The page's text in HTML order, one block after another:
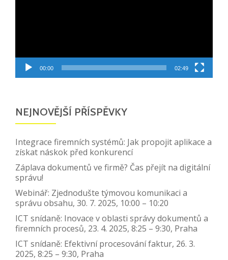
00:00 02:49
NEJNOVĚJŠÍ PŘÍSPĚVKY
Integrace firemních systémů: Jak propojit aplikace a
získat náskok před konkurencí
Záplava dokumentů ve firmě? Čas přejít na digitální
správu!
Webinář: Zjednodušte týmovou komunikaci a
správu obsahu, 30. 7. 2025, 10:00 – 10:20
ICT snídaně: Inovace v oblasti správy dokumentů a
firemních procesů, 23. 4. 2025, 8:25 – 9:30, Praha
ICT snídaně: Efektivní procesování faktur, 26. 3.
2025, 8:25 – 9:30, Praha